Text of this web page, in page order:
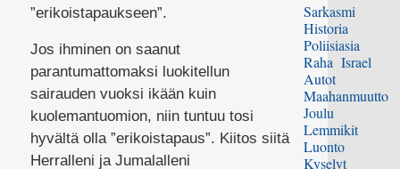
”erikoistapaukseen”.
Jos ihminen on saanut
parantumattomaksi luokitellun
sairauden vuoksi ikään kuin
kuolemantuomion, niin tuntuu tosi
hyvältä olla ”erikoistapaus”. Kiitos siitä
Herralleni ja Jumalalleni
Sarkasmi
Historia
Poliisiasia
Raha Israel
Autot
Maahanmuutto
Joulu
Lemmikit
Luonto
Kyselyt